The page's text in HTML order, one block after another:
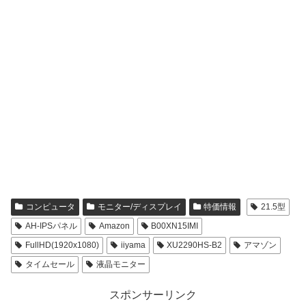
コンピュータ モニター/ディスプレイ 特価情報
21.5型
AH-IPSパネル
Amazon
B00XN15IMI
FullHD(1920x1080)
iiyama XU2290HS-B2
アマゾン
タイムセール
液晶モニター
スポンサーリンク